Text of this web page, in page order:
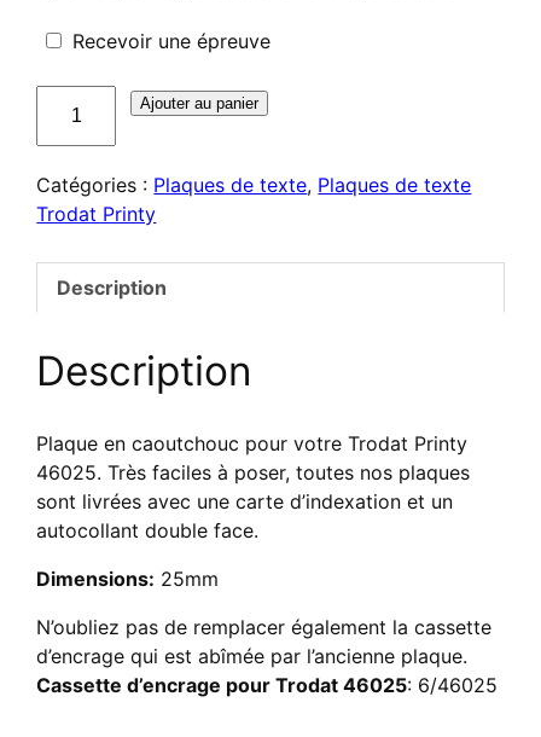
Recevoir une épreuve
de
texte
46025
Ajouter au panier
Catégories : Plaques de texte, Plaques de texte
Trodat Printy
Description
Description
Plaque en caoutchouc pour votre Trodat Printy
46025. Très faciles à poser, toutes nos plaques
sont livrées avec une carte d’indexation et un
autocollant double face.
Dimensions: 25mm
N’oubliez pas de remplacer également la cassette
d’encrage qui est abîmée par l’ancienne plaque.
Cassette d’encrage pour Trodat 46025: 6/46025